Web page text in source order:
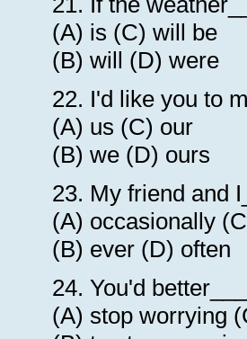
(A) is (C) will be
(B) will (D) were
22. I'd like you to
(A) us (C) our
(B) we (D) ours
23. My friend and
(A) occasionally
(B) ever (D) often
24. You'd
(A) stop worrying